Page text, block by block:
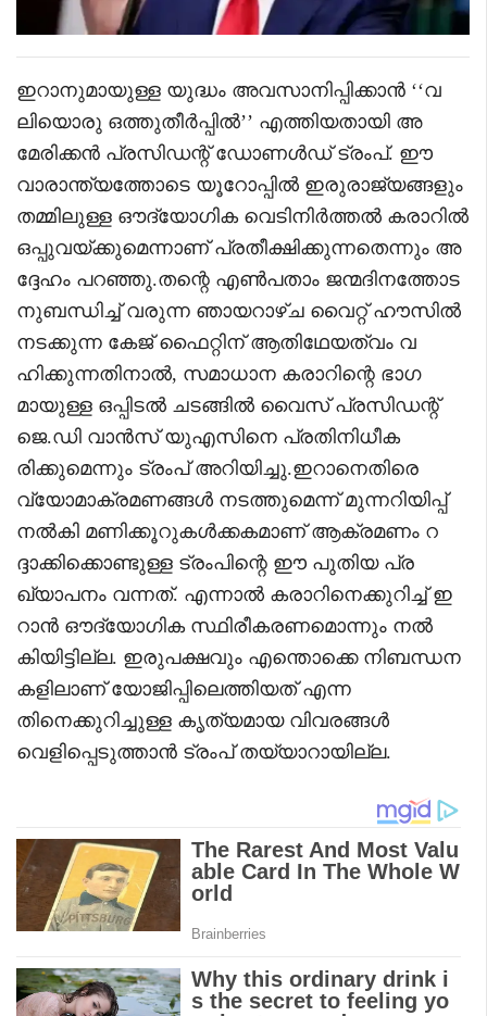
ഇറാനുമായുള്ള യുദ്ധം അവസാനിപ്പിക്കാൻ ‘‘വ
ലിയൊരു ഒത്തുതീർപ്പിൽ’’ എത്തിയതായി അ
മേരിക്കൻ പ്രസിഡന്റ് ഡോണൾഡ് ട്രംപ്. ഈ
വാരാന്ത്യത്തോടെ യൂറോപ്പിൽ ഇരുരാജ്യങ്ങളും
തമ്മിലുള്ള ഔദ്യോഗിക വെടിനിർത്തൽ കരാറിൽ
ഒപ്പുവയ്ക്കുമെന്നാണ് പ്രതീക്ഷിക്കുന്നതെന്നും അ
ദ്ദേഹം പറഞ്ഞു.തന്റെ എൺപതാം ജന്മദിനത്തോട
നുബന്ധിച്ച് വരുന്ന ഞായറാഴ്ച വൈറ്റ് ഹൗസിൽ
നടക്കുന്ന കേജ് ഫൈറ്റിന് ആതിഥേയത്വം വ
ഹിക്കുന്നതിനാൽ, സമാധാന കരാറിന്റെ ഭാഗ
മായുള്ള ഒപ്പിടൽ ചടങ്ങിൽ വൈസ് പ്രസിഡന്റ്
ജെ.ഡി വാൻസ് യുഎസിനെ പ്രതിനിധീക
രിക്കുമെന്നും ട്രംപ് അറിയിച്ചു.ഇറാനെതിരെ
വ്യോമാക്രമണങ്ങൾ നടത്തുമെന്ന് മുന്നറിയിപ്പ്
നൽകി മണിക്കൂറുകൾക്കകമാണ് ആക്രമണം റ
ദ്ദാക്കിക്കൊണ്ടുള്ള ട്രംപിന്റെ ഈ പുതിയ പ്ര
ഖ്യാപനം വന്നത്. എന്നാൽ കരാറിനെക്കുറിച്ച് ഇ
റാൻ ഔദ്യോഗിക സ്ഥിരീകരണമൊന്നും നൽ
കിയിട്ടില്ല. ഇരുപക്ഷവും എന്തൊക്കെ നിബന്ധന
കളിലാണ് യോജിപ്പിലെത്തിയത് എന്ന
തിനെക്കുറിച്ചുള്ള കൃത്യമായ വിവരങ്ങൾ
വെളിപ്പെടുത്താൻ ട്രംപ് തയ്യാറായില്ല.